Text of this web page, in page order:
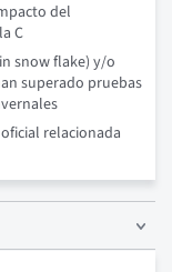
del
C
snow flake) y/o
superado pruebas
relacionada